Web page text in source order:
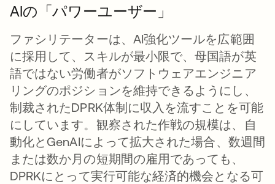
AIの「パワーユーザー」
ファシリテーターは、AI強化ツールを広範囲
に採用して、スキルが最小限で、母国語が英
語ではない労働者がソフトウェアエンジニア
リングのポジションを維持できるようにし、
制裁されたDPRK体制に収入を流すことを可能
にしています。観察された作戦の規模は、自
動化とGenAIによって拡大された場合、数週間
または数か月の短期間の雇用であっても、
DPRKにとって実行可能な経済的機会となる可